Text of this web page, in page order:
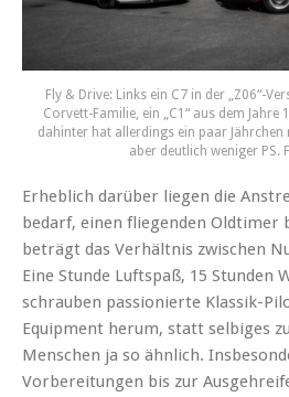
Fly & Drive: Links ein C7 in der „Z06“-
Corvett-Familie, ein „C1“ aus dem Jahre
dahinter hat allerdings ein paar
aber deutlich weniger PS.
Erheblich darüber liegen die
bedarf, einen fliegenden Oldtimer
beträgt das Verhältnis zwischen
Eine Stunde Luftspaß, 15 Stunden
schrauben passionierte Klassik-
Equipment herum, statt selbiges
Menschen ja so ähnlich.
Vorbereitungen bis zur